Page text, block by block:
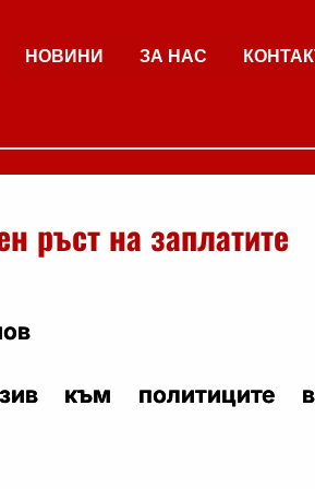
НОВИНИ ЗА НАС
ръст на заплатите
към политиците в